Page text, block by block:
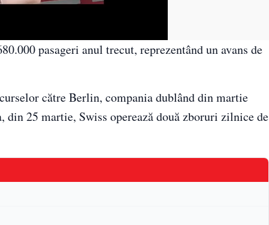
pasageri anul trecut, reprezentând un avans de
către Berlin, compania dublând din martie
din 25 martie, Swiss operează două zboruri zilnice de